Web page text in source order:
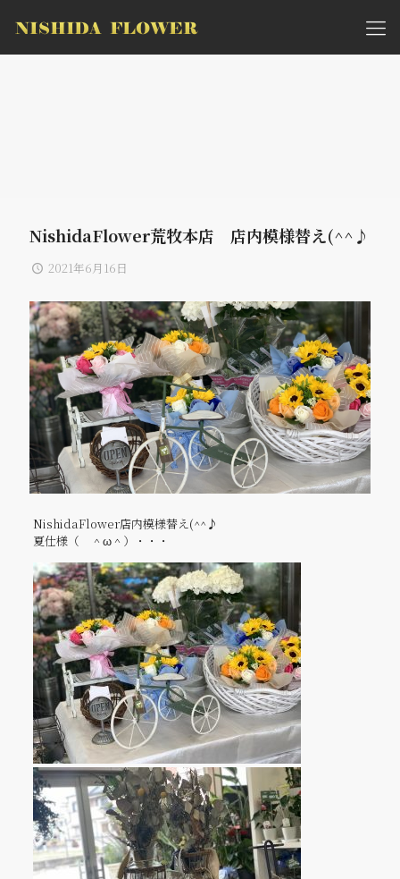
NishidaFlower荒牧本店 店内模様替え(^^♪
2021年6月16日
NishidaFlower店内模様替え(^^♪
夏仕様（ ＾ω＾）・・・